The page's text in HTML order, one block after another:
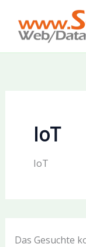
Inhalt
springen
IoT
IoT
Das Gesuchte